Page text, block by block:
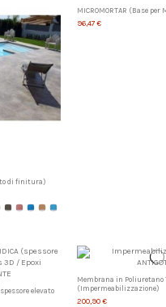
di finitura)
MICROMORTAR (Base per
96,47 €
elevato
Membrana in Poliuretano
(Impermeabilizzazione)
200,90 €